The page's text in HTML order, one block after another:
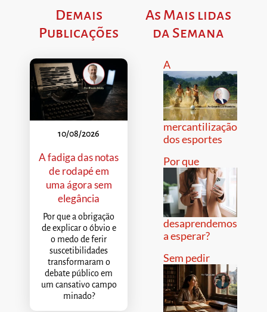
Demais
Publicações
10/08/2026
A fadiga das notas
de rodapé em
uma ágora sem
elegância
Por que a obrigação
de explicar o óbvio e
o medo de ferir
suscetibilidades
transformaram o
debate público em
um cansativo campo
minado?
As Mais lidas
da Semana
A
mercantilização
dos esportes
Por que
desaprendemos
a esperar?
Sem pedir